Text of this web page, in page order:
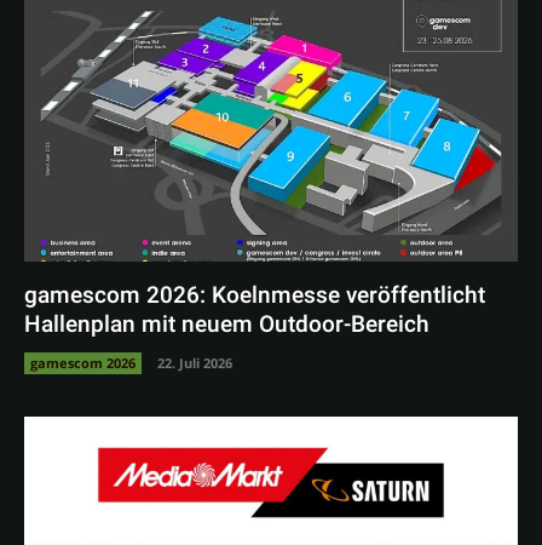
gamescom 2026: Koelnmesse veröffentlicht
Hallenplan mit neuem Outdoor-Bereich
gamescom 2026 22. Juli 2026